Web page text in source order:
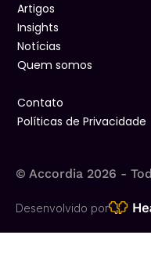
Artigos
Insights
Notícias
Quem somos
Contato
Políticas de Privacidade
© Accordia 2026 -
Desenvolvido por